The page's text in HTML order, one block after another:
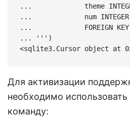
...             theme INTEGER
...             num INTEGER
...             FOREIGN KEY
... ''')
<sqlite3.Cursor object at
Для активизации
необходимо
команду: